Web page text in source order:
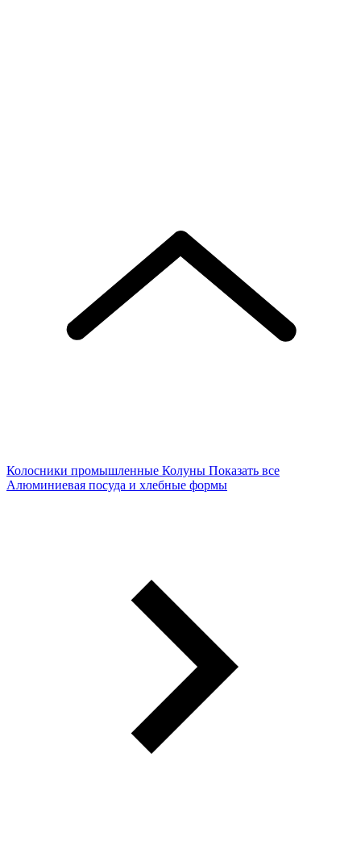
Колосники промышленные Колуны Показать все
Алюминиевая посуда и хлебные формы